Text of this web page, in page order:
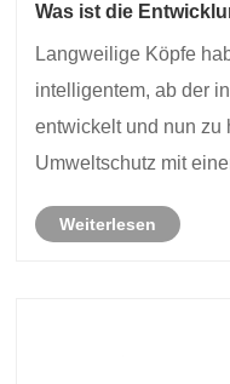
Was ist die
Langweilige Köpfe
intelligentem, ab der
entwickelt und nun zu
Umweltschutz mit
Weiterlesen